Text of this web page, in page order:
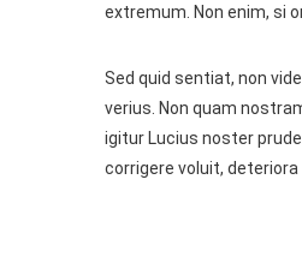
extremum. Non enim, si
Sed quid sentiat, non
verius. Non quam
igitur Lucius noster
corrigere voluit,